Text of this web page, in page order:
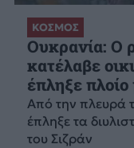
ΚΟΣΜΟΣ
Ουκρανία: Ο
κατέλαβε
έπληξε
Από την πλευρά
έπληξε τα
του Σιζράν